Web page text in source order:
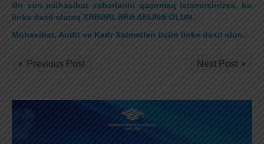
Ən son mühasibat xəbərlərini qaçırmaq istəmirsinizsə, bu
linkə daxil olaraq XƏBƏRLƏRƏ ABUNƏ OLUN.
Mühasibat, Audit və Kadr Xidmətləri üçün linkə daxil olun.
Previous Post Next Post